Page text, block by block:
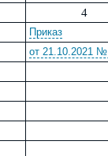
4
Приказ
от 21.10.2021 №